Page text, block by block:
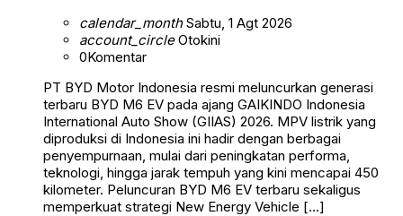
calendar_monthSabtu, 1 Agt 2026
account_circleOtokini
0Komentar
PT BYD Motor Indonesia resmi meluncurkan generasi
terbaru BYD M6 EV pada ajang GAIKINDO Indonesia
International Auto Show (GIIAS) 2026. MPV listrik yang
diproduksi di Indonesia ini hadir dengan berbagai
penyempurnaan, mulai dari peningkatan performa,
teknologi, hingga jarak tempuh yang kini mencapai 450
kilometer. Peluncuran BYD M6 EV terbaru sekaligus
memperkuat strategi New Energy Vehicle […]